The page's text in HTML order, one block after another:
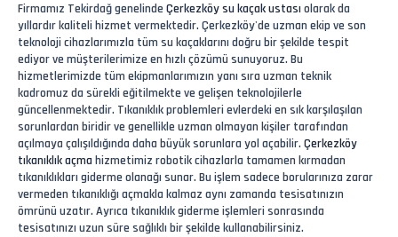
Firmamız Tekirdağ genelinde Çerkezköy su kaçak ustası olarak da
yıllardır kaliteli hizmet vermektedir. Çerkezköy'de uzman ekip ve son
teknoloji cihazlarımızla tüm su kaçaklarını doğru bir şekilde tespit
ediyor ve müşterilerimize en hızlı çözümü sunuyoruz. Bu
hizmetlerimizde tüm ekipmanlarımızın yanı sıra uzman teknik
kadromuz da sürekli eğitilmekte ve gelişen teknolojilerle
güncellenmektedir. Tıkanıklık problemleri evlerdeki en sık karşılaşılan
sorunlardan biridir ve genellikle uzman olmayan kişiler tarafından
açılmaya çalışıldığında daha büyük sorunlara yol açabilir. Çerkezköy
tıkanıklık açma hizmetimiz robotik cihazlarla tamamen kırmadan
tıkanıklıkları giderme olanağı sunar. Bu işlem sadece borularınıza zarar
vermeden tıkanıklığı açmakla kalmaz aynı zamanda tesisatınızın
ömrünü uzatır. Ayrıca tıkanıklık giderme işlemleri sonrasında
tesisatınızı uzun süre sağlıklı bir şekilde kullanabilirsiniz.